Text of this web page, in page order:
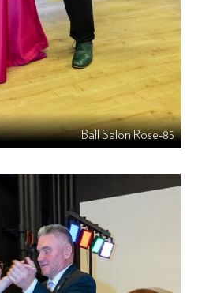
Ball Salon Rose-85